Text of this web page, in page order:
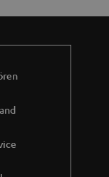
differenziert,
elegante Stereo-
eignen sich